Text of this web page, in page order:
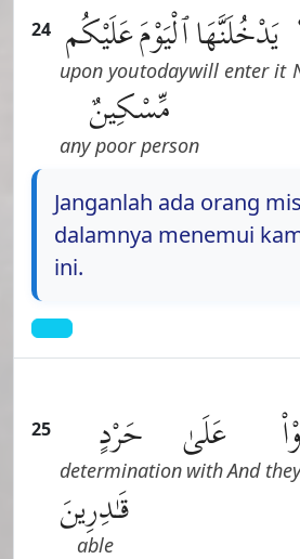
24 يَدْخُلَنَّهَا
will enter it
ٱلْيَوْمَ
today
عَلَيْكُم
upon you
مِّسْكِينٌ
any poor person
Janganlah ada orang
dalamnya menemui
ini.
25
And
عَلَىٰ
with
حَرْدٍ
determination
قَـٰدِرِينَ
able